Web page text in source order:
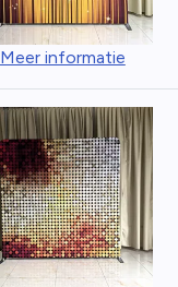
Meer informatie